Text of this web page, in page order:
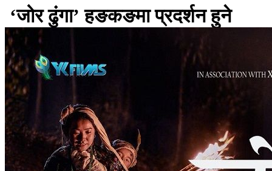
‘जोर ढुंगा’ हङकङमा प्रदर्शन हुने